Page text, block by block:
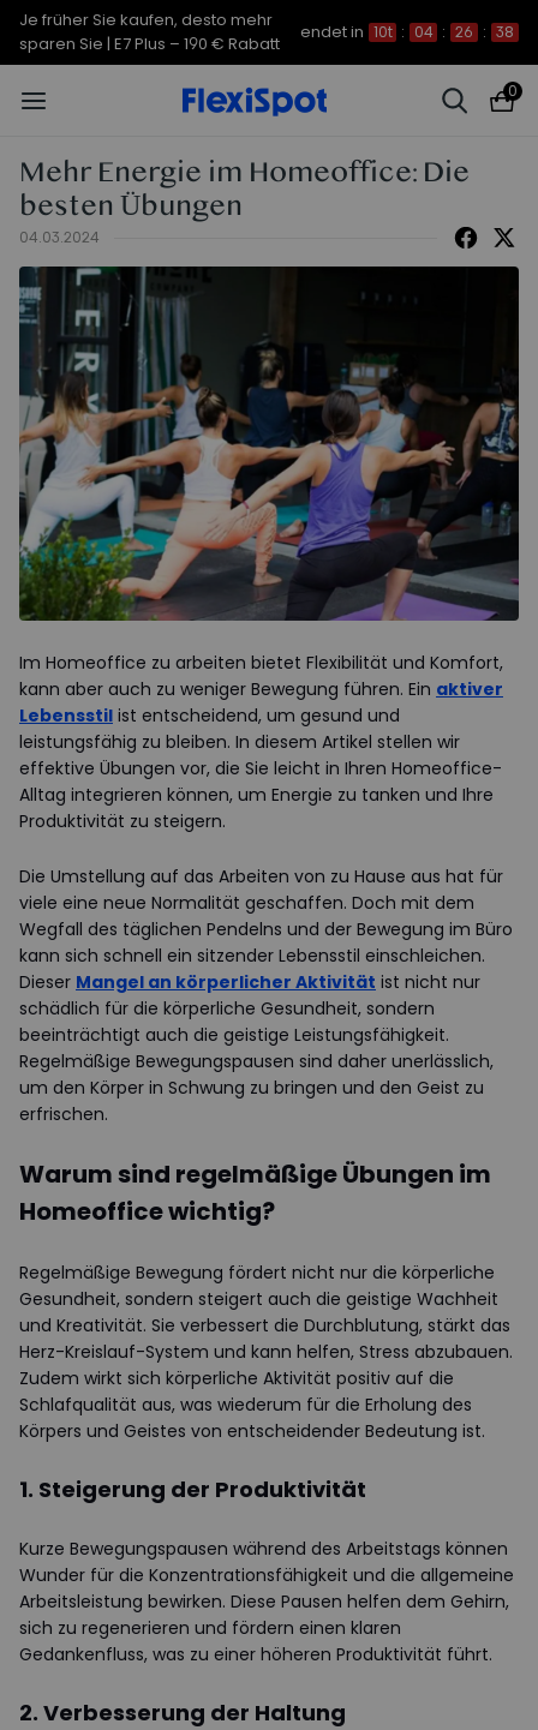
Je früher Sie kaufen, desto mehr
sparen Sie | C7 Morpher – 290 €
endet in 10t 04 26 37
0
Mehr Energie im Homeoffice: Die
besten Übungen
04.03.2024
Im Homeoffice zu arbeiten bietet Flexibilität und Komfort,
kann aber auch zu weniger Bewegung führen. Ein aktiver
Lebensstil ist entscheidend, um gesund und
leistungsfähig zu bleiben. In diesem Artikel stellen wir
effektive Übungen vor, die Sie leicht in Ihren Homeoffice-
Alltag integrieren können, um Energie zu tanken und Ihre
Produktivität zu steigern.
Die Umstellung auf das Arbeiten von zu Hause aus hat für
viele eine neue Normalität geschaffen. Doch mit dem
Wegfall des täglichen Pendelns und der Bewegung im Büro
kann sich schnell ein sitzender Lebensstil einschleichen.
Dieser Mangel an körperlicher Aktivität ist nicht nur
schädlich für die körperliche Gesundheit, sondern
beeinträchtigt auch die geistige Leistungsfähigkeit.
Regelmäßige Bewegungspausen sind daher unerlässlich,
um den Körper in Schwung zu bringen und den Geist zu
erfrischen.
Warum sind regelmäßige Übungen im
Homeoffice wichtig?
Regelmäßige Bewegung fördert nicht nur die körperliche
Gesundheit, sondern steigert auch die geistige Wachheit
und Kreativität. Sie verbessert die Durchblutung, stärkt das
Herz-Kreislauf-System und kann helfen, Stress abzubauen.
Zudem wirkt sich körperliche Aktivität positiv auf die
Schlafqualität aus, was wiederum für die Erholung des
Körpers und Geistes von entscheidender Bedeutung ist.
1. Steigerung der Produktivität
Kurze Bewegungspausen während des Arbeitstags können
Wunder für die Konzentrationsfähigkeit und die allgemeine
Arbeitsleistung bewirken. Diese Pausen helfen dem Gehirn,
sich zu regenerieren und fördern einen klaren
Gedankenfluss, was zu einer höheren Produktivität führt.
2. Verbesserung der Haltung